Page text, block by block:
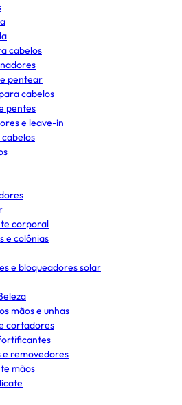
cabelos
pentear
cabelos
pentes
e leave-in
corporal
e colônias
e bloqueadores solar
mãos e unhas
cortadores
e removedores
mãos